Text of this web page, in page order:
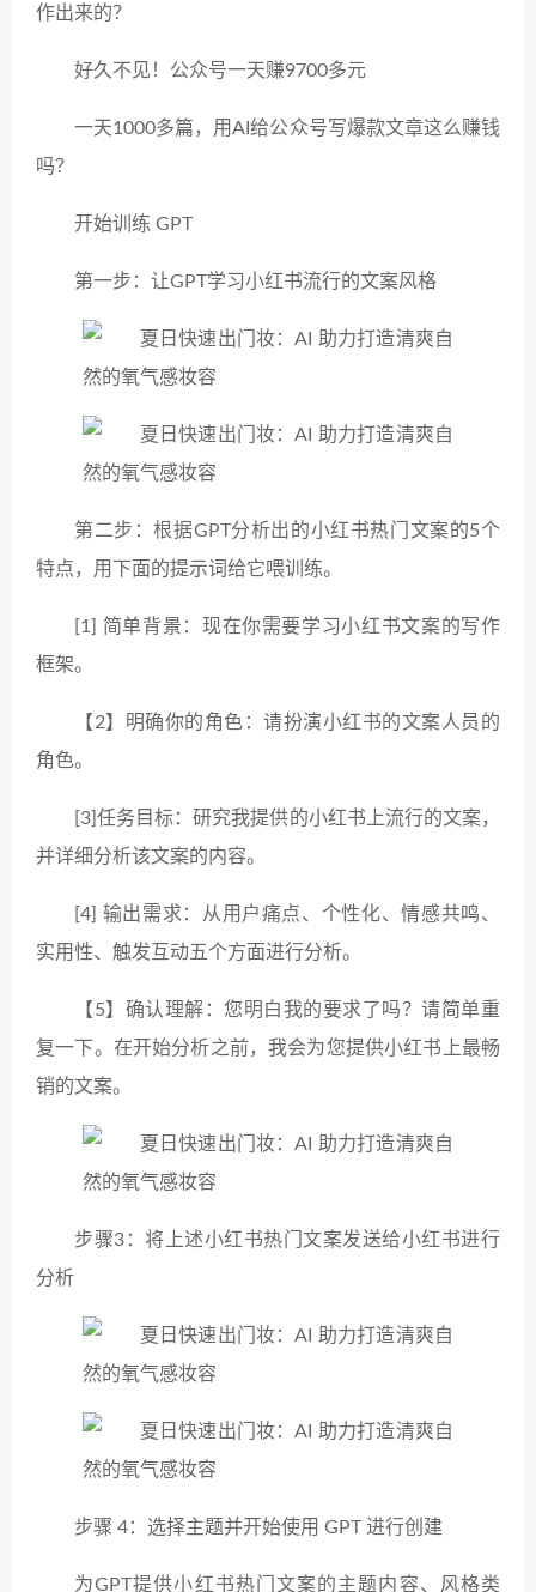
作出来的？
好久不见！公众号一天赚9700多元
一天1000多篇，用AI给公众号写爆款文章这么赚钱
吗？
开始训练 GPT
第一步：让GPT学习小红书流行的文案风格
第二步：根据GPT分析出的小红书热门文案的5个
特点，用下面的提示词给它喂训练。
[1] 简单背景：现在你需要学习小红书文案的写作
框架。
【2】明确你的角色：请扮演小红书的文案人员的
角色。
[3]任务目标：研究我提供的小红书上流行的文案，
并详细分析该文案的内容。
[4] 输出需求：从用户痛点、个性化、情感共鸣、
实用性、触发互动五个方面进行分析。
【5】确认理解：您明白我的要求了吗？请简单重
复一下。在开始分析之前，我会为您提供小红书上最畅
销的文案。
步骤3：将上述小红书热门文案发送给小红书进行
分析
步骤 4：选择主题并开始使用 GPT 进行创建
为GPT提供小红书热门文案的主题内容、风格类